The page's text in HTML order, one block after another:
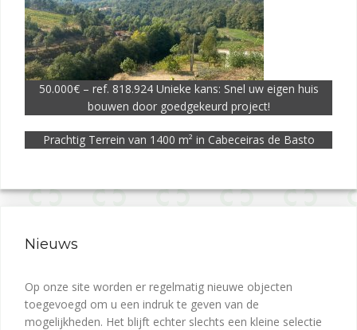
50.000€ – ref. 818.924 Unieke kans: Snel uw eigen huis
bouwen door goedgekeurd project!
Prachtig Terrein van 1400 m² in Cabeceiras de Basto
Nieuws
Op onze site worden er regelmatig nieuwe objecten
toegevoegd om u een indruk te geven van de
mogelijkheden. Het blijft echter slechts een kleine selectie